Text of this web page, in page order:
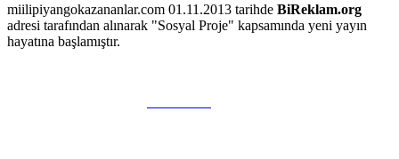
miilipiyangokazananlar.com 01.11.2013 tarihde BiReklam.org
adresi tarafından alınarak "Sosyal Proje" kapsamında yeni yayın
hayatına başlamıştır.